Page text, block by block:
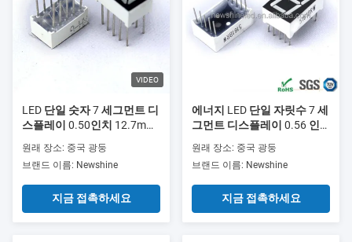
VIDEO
LED 단일 숫자 7 세그먼트 디
스플레이 0.50인치 12.7mm
디지털 시계, 카운터 및 타이
머에 이상적
원래 장소: 중국 광둥
브랜드 이름: Newshine
지금 접촉하세요
에너지 LED 단일 자릿수 7 세
그먼트 디스플레이 0.56 인
전자 패널 미터 및 카운터에
이상적입니다
원래 장소: 중국 광둥
브랜드 이름: Newshine
지금 접촉하세요